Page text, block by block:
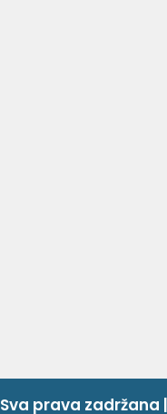
Sva prava zadržana